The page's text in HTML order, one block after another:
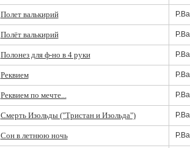
Полет валькирий
Полёт валькирий
Полонез для ф-но в 4 руки
Реквием
Реквием по мечте...
Смерть Изольды ("Тристан и Изольда")
Сон в летнюю ночь